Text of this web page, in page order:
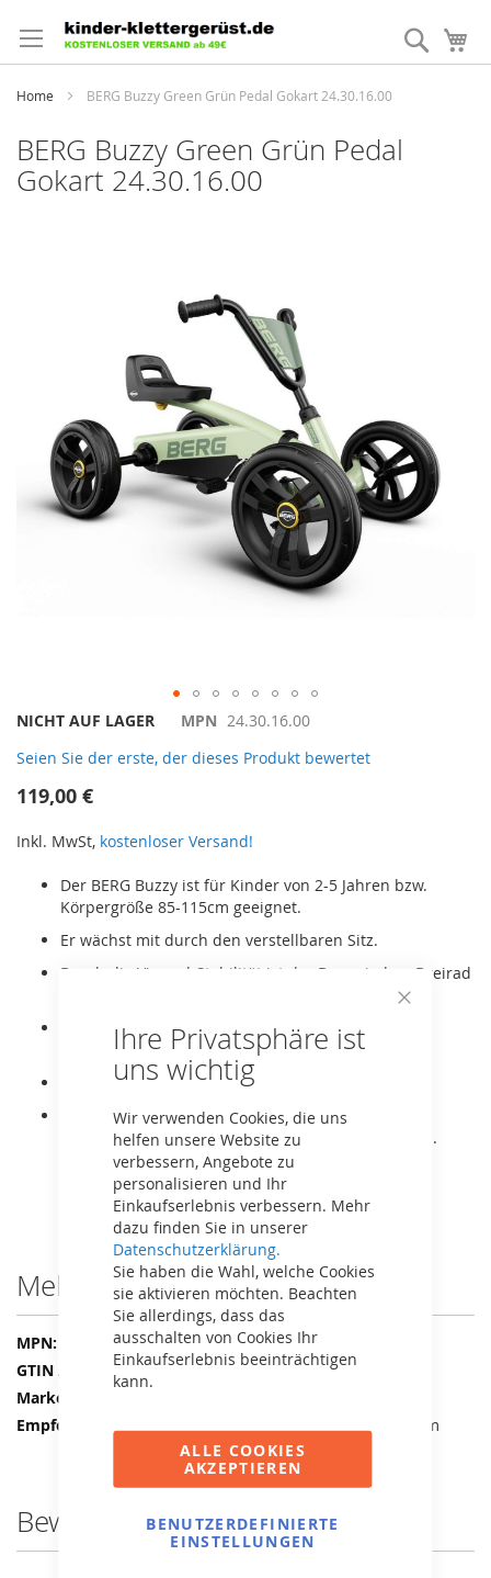
Ihre Privatsphäre ist
uns wichtig
Wir verwenden Cookies, die uns
helfen unsere Website zu
verbessern, Angebote zu
personalisieren und Ihr
Einkaufserlebnis verbessern. Mehr
dazu finden Sie in unserer
Datenschutzerklärung.
Sie haben die Wahl, welche Cookies
sie aktivieren möchten. Beachten
Sie allerdings, dass das
ausschalten von Cookies Ihr
Einkaufserlebnis beeinträchtigen
kann.
ALLE COOKIES
AKZEPTIEREN
BENUTZERDEFINIERTE
EINSTELLUNGEN
zum
Inhalt
Suche
Home BERG Buzzy Green Grün Pedal Gokart 24.30.16.00
BERG Buzzy Green Grün Pedal
Gokart 24.30.16.00
Zum
der
Bildergalerie
springen
NICHT AUF LAGER MPN 24.30.16.00
Seien Sie der erste, der dieses Produkt bewertet
119,00 €
Inkl. MwSt, kostenloser Versand!
Der BERG Buzzy ist für Kinder von 2-5 Jahren bzw.
Körpergröße 85-115cm geeignet.
Er wächst mit durch den verstellbaren Sitz.
Durch die Vierrad-Stabilität ist der Buzzy jedem Dreirad
Das Direct-Drive-System ermöglicht intuitives,
müheloses und schnelles Pedaltreten.
Es kann vorwärts und rückwärts gefahren werden.
Er ist mit komfortablen und leisen Massivreifen
ausgestattet, so kann kein platter Reifen passieren.
Mehr Informationen
Mehr
Informationen
24.30.16.00
8715839105063
2-5 Jahre / 85-115 cm
Bewertungen